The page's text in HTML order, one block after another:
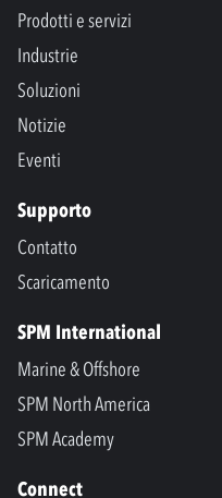
Prodotti e servizi
Industrie
Soluzioni
Notizie
Eventi
Supporto
Contatto
Scaricamento
SPM International
Marine & Offshore
SPM North America
SPM Academy
Connect